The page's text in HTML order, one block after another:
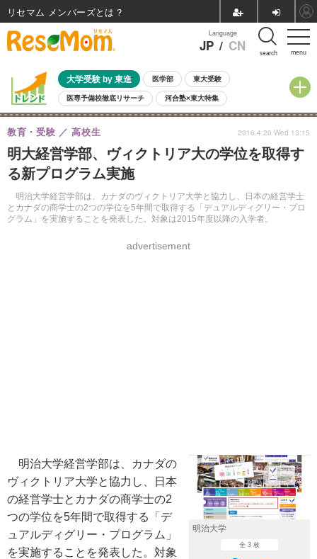
menu
Language
JP / CN search
大学受験 by 東進 医学部 東大受験
医専予備校徹底リサーチ 河合塾×東大特集
親子で考える大学選び 高校受験 中学受験 小学校受験
共通テスト 夏休み
8月開催イベント・WS 全国公立高校 過去問 人気記事
自由研究教材（小学生向け） 自由研究教材（中学生向け）
明大経営学部、ヴィクトリア大の学位を取得す
る新プログラム実施
明治大学経営学部は、カナダのヴィクトリア大学と協力し、日本の経営学士
とカナダの商学士の2つの学位を5年間で取得する「デュアルディグリー・プロ
グラム」を実施することを発表した。対象は2015年度以降の入学者。
教育・受験 高校生
advertisement
2016.4.20 Wed 13:15
明治大学
全 3 枚
明治大学経営学部は、カナダの
ヴィクトリア大学と協力し、日本
の経営学士とカナダの商学士の2
つの学位を5年間で取得する「デ
ュアルディグリー・プログラム」
を実施することを発表した。対象
リセマム メンバーズ